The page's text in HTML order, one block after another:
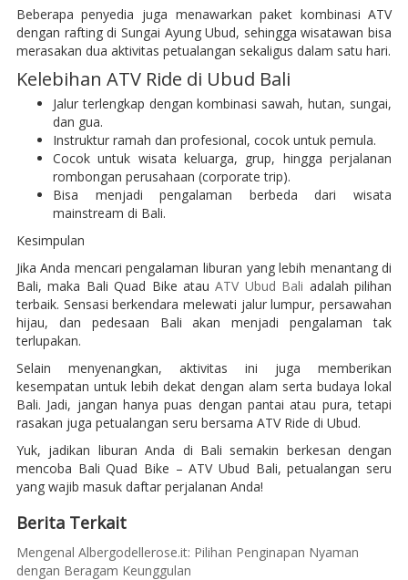
Beberapa penyedia juga menawarkan paket kombinasi ATV
dengan rafting di Sungai Ayung Ubud, sehingga wisatawan bisa
merasakan dua aktivitas petualangan sekaligus dalam satu hari.
Kelebihan ATV Ride di Ubud Bali
Jalur terlengkap dengan kombinasi sawah, hutan, sungai,
dan gua.
Instruktur ramah dan profesional, cocok untuk pemula.
Cocok untuk wisata keluarga, grup, hingga perjalanan
rombongan perusahaan (corporate trip).
Bisa menjadi pengalaman berbeda dari wisata
mainstream di Bali.
Kesimpulan
Jika Anda mencari pengalaman liburan yang lebih menantang di
Bali, maka Bali Quad Bike atauATV Ubud Bali adalah pilihan
terbaik. Sensasi berkendara melewati jalur lumpur, persawahan
hijau, dan pedesaan Bali akan menjadi pengalaman tak
terlupakan.
Selain menyenangkan, aktivitas ini juga memberikan
kesempatan untuk lebih dekat dengan alam serta budaya lokal
Bali. Jadi, jangan hanya puas dengan pantai atau pura, tetapi
rasakan juga petualangan seru bersama ATV Ride di Ubud.
Yuk, jadikan liburan Anda di Bali semakin berkesan dengan
mencoba Bali Quad Bike – ATV Ubud Bali, petualangan seru
yang wajib masuk daftar perjalanan Anda!
Berita Terkait
Mengenal Albergodellerose.it: Pilihan Penginapan Nyaman
dengan Beragam Keunggulan